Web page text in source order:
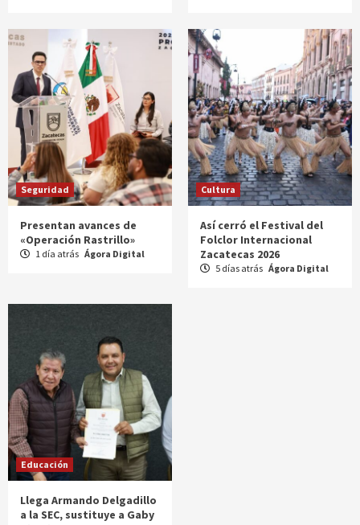
Seguridad
Presentan avances de
«Operación Rastrillo»
1 día atrás Ágora Digital
Cultura
Así cerró el Festival del
Folclor Internacional
Zacatecas 2026
5 días atrás Ágora Digital
Educación
Llega Armando Delgadillo
a la SEC, sustituye a Gaby